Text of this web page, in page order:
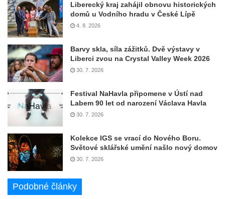
Liberecký kraj zahájil obnovu historických
domů u Vodního hradu v České Lípě
4. 8. 2026
Barvy skla, síla zážitků. Dvě výstavy v
Liberci zvou na Crystal Valley Week 2026
30. 7. 2026
Festival NaHavla připomene v Ústí nad
Labem 90 let od narození Václava Havla
30. 7. 2026
Kolekce IGS se vrací do Nového Boru.
Světové sklářské umění našlo nový domov
30. 7. 2026
Podobné články